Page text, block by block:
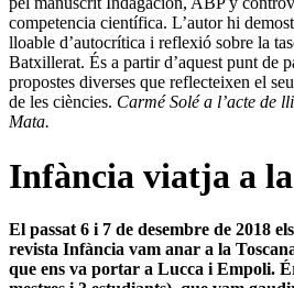
competencia científica. L’autor hi
lloable d’autocrítica i reflexió sobre la
Batxillerat. És a partir d’aquest punt de
propostes diverses que reflecteixen el
de les ciències. Carmé Solé a l’acte de
Mata.
Infància viatja a la
El passat 6 i 7 de desembre de 2018
revista Infància vam anar a la
que ens va portar a Lucca i Empoli.